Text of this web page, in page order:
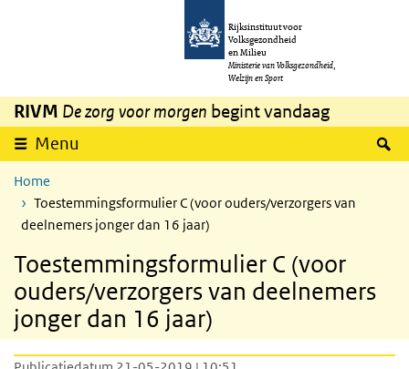
Overslaan en naar de inhoud gaan
Rijksinstituut voor
Volksgezondheid
en Milieu
Ministerie van Volksgezondheid,
Welzijn en Sport
RIVM De zorg voor morgen begint vandaag
Menu
Home
Toestemmingsformulier C (voor ouders/verzorgers van
deelnemers jonger dan 16 jaar)
Toestemmingsformulier C (voor
ouders/verzorgers van deelnemers
jonger dan 16 jaar)